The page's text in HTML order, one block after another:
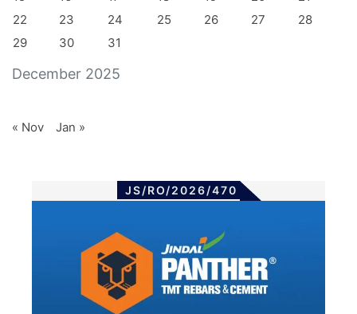
December 2025
22
23 24 25 26 27
28
29
30 31
« Nov Jan »
JS/RO/2026/470